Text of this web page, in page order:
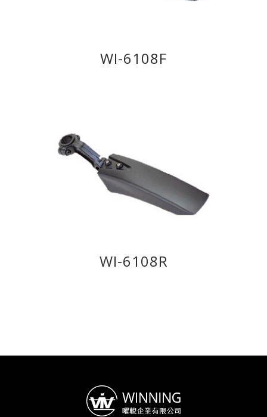
WI-6108F
WI-6108R